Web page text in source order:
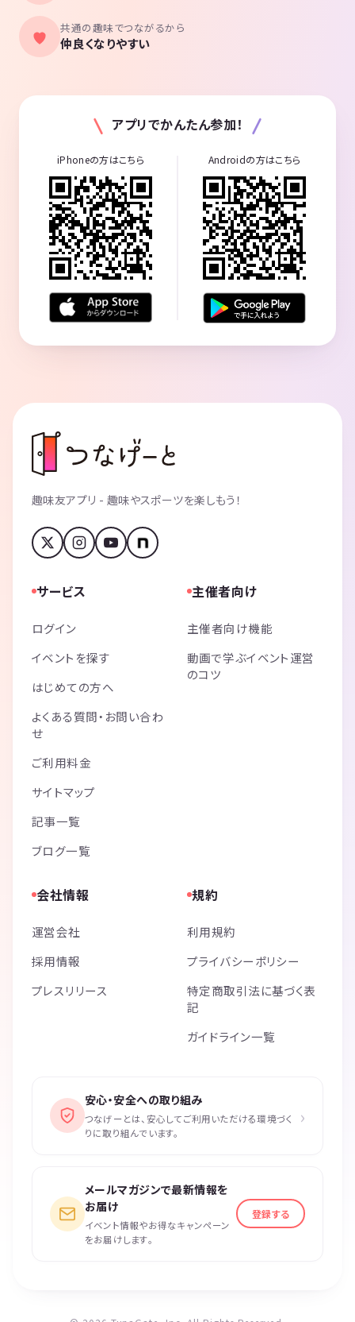
共通の趣味でつながるから
仲良くなりやすい
アプリでかんたん参加！
iPhoneの方はこちら Androidの方はこちら
趣味友アプリ - 趣味やスポーツを楽しもう！
サービス
ログイン
イベントを探す
はじめての方へ
よくある質問・お問い合わ
せ
ご利用料金
サイトマップ
記事一覧
ブログ一覧
主催者向け
主催者向け機能
動画で学ぶイベント運営
のコツ
会社情報
運営会社
採用情報
プレスリリース
規約
利用規約
プライバシーポリシー
特定商取引法に基づく表
記
ガイドライン一覧
安心・安全への取り組み
つなげーとは、安心してご利用いただける環境づく
りに取り組んでいます。
›
メールマガジンで最新情報を
お届け
イベント情報やお得なキャンペーン
をお届けします。
登録する